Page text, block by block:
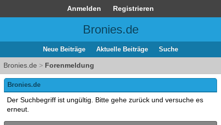
Anmelden Registrieren
Bronies.de
Neue Beiträge Aktuelle Beiträge Suche
Bronies.de > Forenmeldung
Bronies.de
Der Suchbegriff ist ungültig. Bitte gehe zurück und versuche es
erneut.